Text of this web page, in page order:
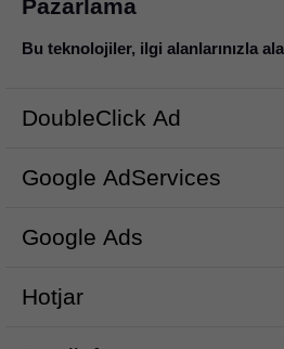
Pazarlama
Bu teknolojiler, ilgi alanlarınızla
DoubleClick Ad
Google AdServices
Google Ads
Hotjar